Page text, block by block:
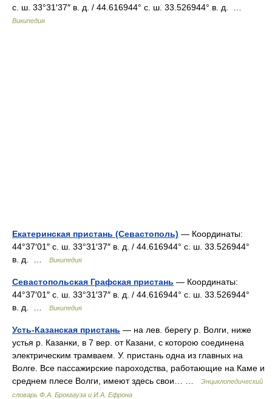
с. ш. 33°31′37″ в. д. / 44.616944° с. ш. 33.526944° в. д. …
Википедия
Екатеринская пристань (Севастополь) — Координаты:
44°37′01″ с. ш. 33°31′37″ в. д. / 44.616944° с. ш. 33.526944°
в. д. …
Википедия
Севастопольская Графская пристань — Координаты:
44°37′01″ с. ш. 33°31′37″ в. д. / 44.616944° с. ш. 33.526944°
в. д. …
Википедия
Усть-Казанская пристань — на лев. берегу р. Волги, ниже
устья р. Казанки, в 7 вер. от Казани, с которою соединена
электрическим трамваем. У. пристань одна из главных на
Волге. Все пассажирские пароходства, работающие на Каме и
среднем плесе Волги, имеют здесь свои… …
Энциклопедический
словарь Ф.А. Брокгауза и И.А. Ефрона